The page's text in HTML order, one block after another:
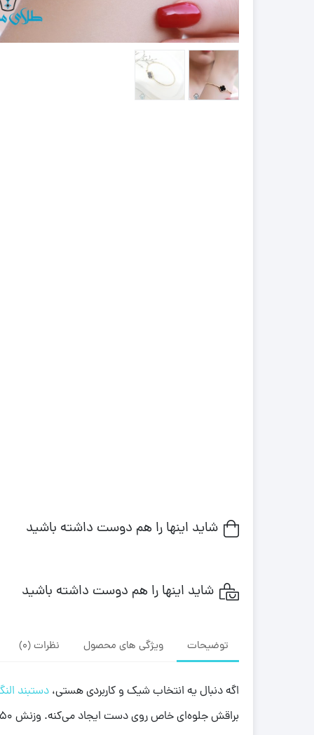
شاید اینها را هم دوست داشته باشید
شاید اینها را هم دوست داشته باشید
توضیحات ویژگی های محصول نظرات (0)
اگه دنبال یه انتخاب شیک و کاربردی هستی، دستبند